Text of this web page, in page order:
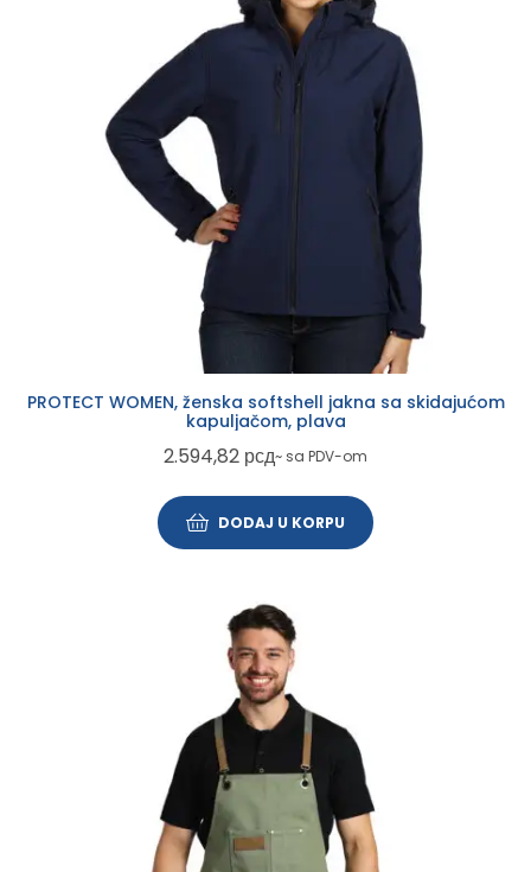
PROTECT WOMEN, ženska softshell jakna sa skidajućom
kapuljačom, plava
2.594,82 рсд~ sa PDV-om
DODAJ U KORPU